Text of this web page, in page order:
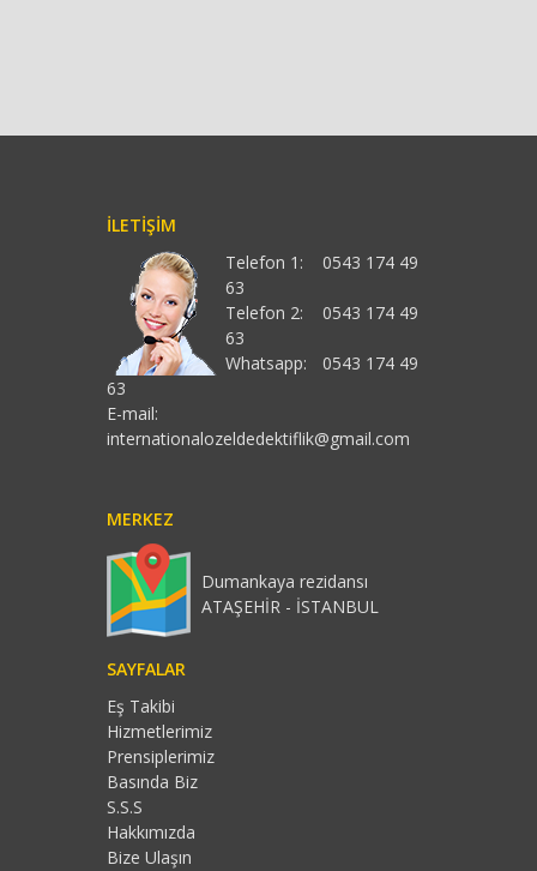
İLETIŞIM
Telefon 1:
0543 174 49
63
Telefon 2:
0543 174 49
63
Whatsapp:
0543 174 49
63
E-mail:
internationalozeldedektiflik@gmail.com
MERKEZ
Dumankaya rezidansı
ATAŞEHİR - İSTANBUL
SAYFALAR
Eş Takibi
Hizmetlerimiz
Prensiplerimiz
Basında Biz
S.S.S
Hakkımızda
Bize Ulaşın